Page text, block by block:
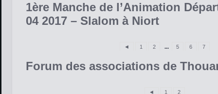
1ère Manche de l’Animation
04 2017 – Slalom à Niort
◄ 1 2 ... 5 6 7
Forum des associations de
◄ 1 2